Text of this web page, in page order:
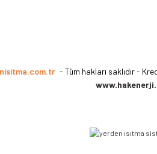
- Tüm hakları saklıdır -